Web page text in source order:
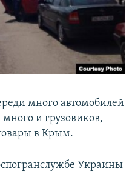
много автомобилей
и грузовиков,
в Крым.
Украины